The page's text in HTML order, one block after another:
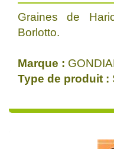
Graines de
Borlotto.
Marque :
Type de produit :